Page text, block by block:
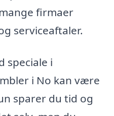
firmaer
serviceaftaler.
speciale i
i No kan være
sparer du tid og